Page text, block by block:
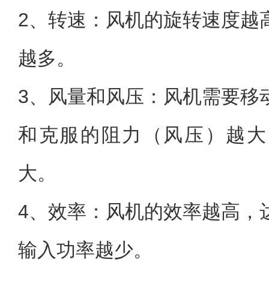
2、转速：风机的旋转速度越
越多。
3、风量和风压：风机需要移
和克服的阻力（风压）越
大。
4、效率：风机的效率越高，
输入功率越少。